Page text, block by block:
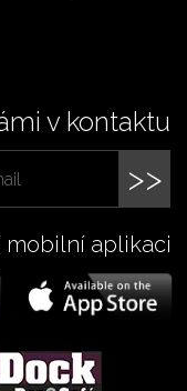
v kontaktu
>>
mobilní aplikaci